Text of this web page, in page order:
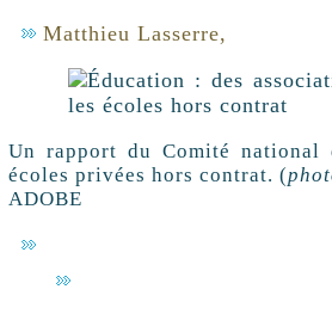
Matthieu Lasserre,
Un rapport du Comité national
écoles privées hors contrat. (
ADOBE